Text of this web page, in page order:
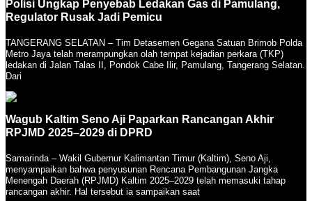
Polisi Ungkap Penyebab Ledakan Gas di Pamulang,
Regulator Rusak Jadi Pemicu
TANGERANG SELATAN – Tim Detasemen Gegana Satuan Brimob Polda
Metro Jaya telah merampungkan olah tempat kejadian perkara (TKP)
ledakan di Jalan Talas II, Pondok Cabe Ilir, Pamulang, Tangerang Selatan.
Dari
Wagub Kaltim Seno Aji Paparkan Rancangan Akhir
RPJMD 2025–2029 di DPRD
Samarinda – Wakil Gubernur Kalimantan Timur (Kaltim), Seno Aji,
menyampaikan bahwa penyusunan Rencana Pembangunan Jangka
Menengah Daerah (RPJMD) Kaltim 2025–2029 telah memasuki tahap
rancangan akhir. Hal tersebut ia sampaikan saat